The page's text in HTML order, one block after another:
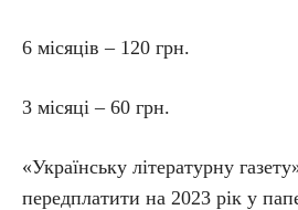
6 місяців – 120 грн.
3 місяці – 60 грн.
«Українську літературну
передплатити на 2023 рік у